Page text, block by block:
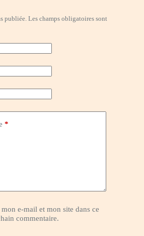
publiée. Les champs obligatoires sont
*
e-mail et mon site dans ce
commentaire.